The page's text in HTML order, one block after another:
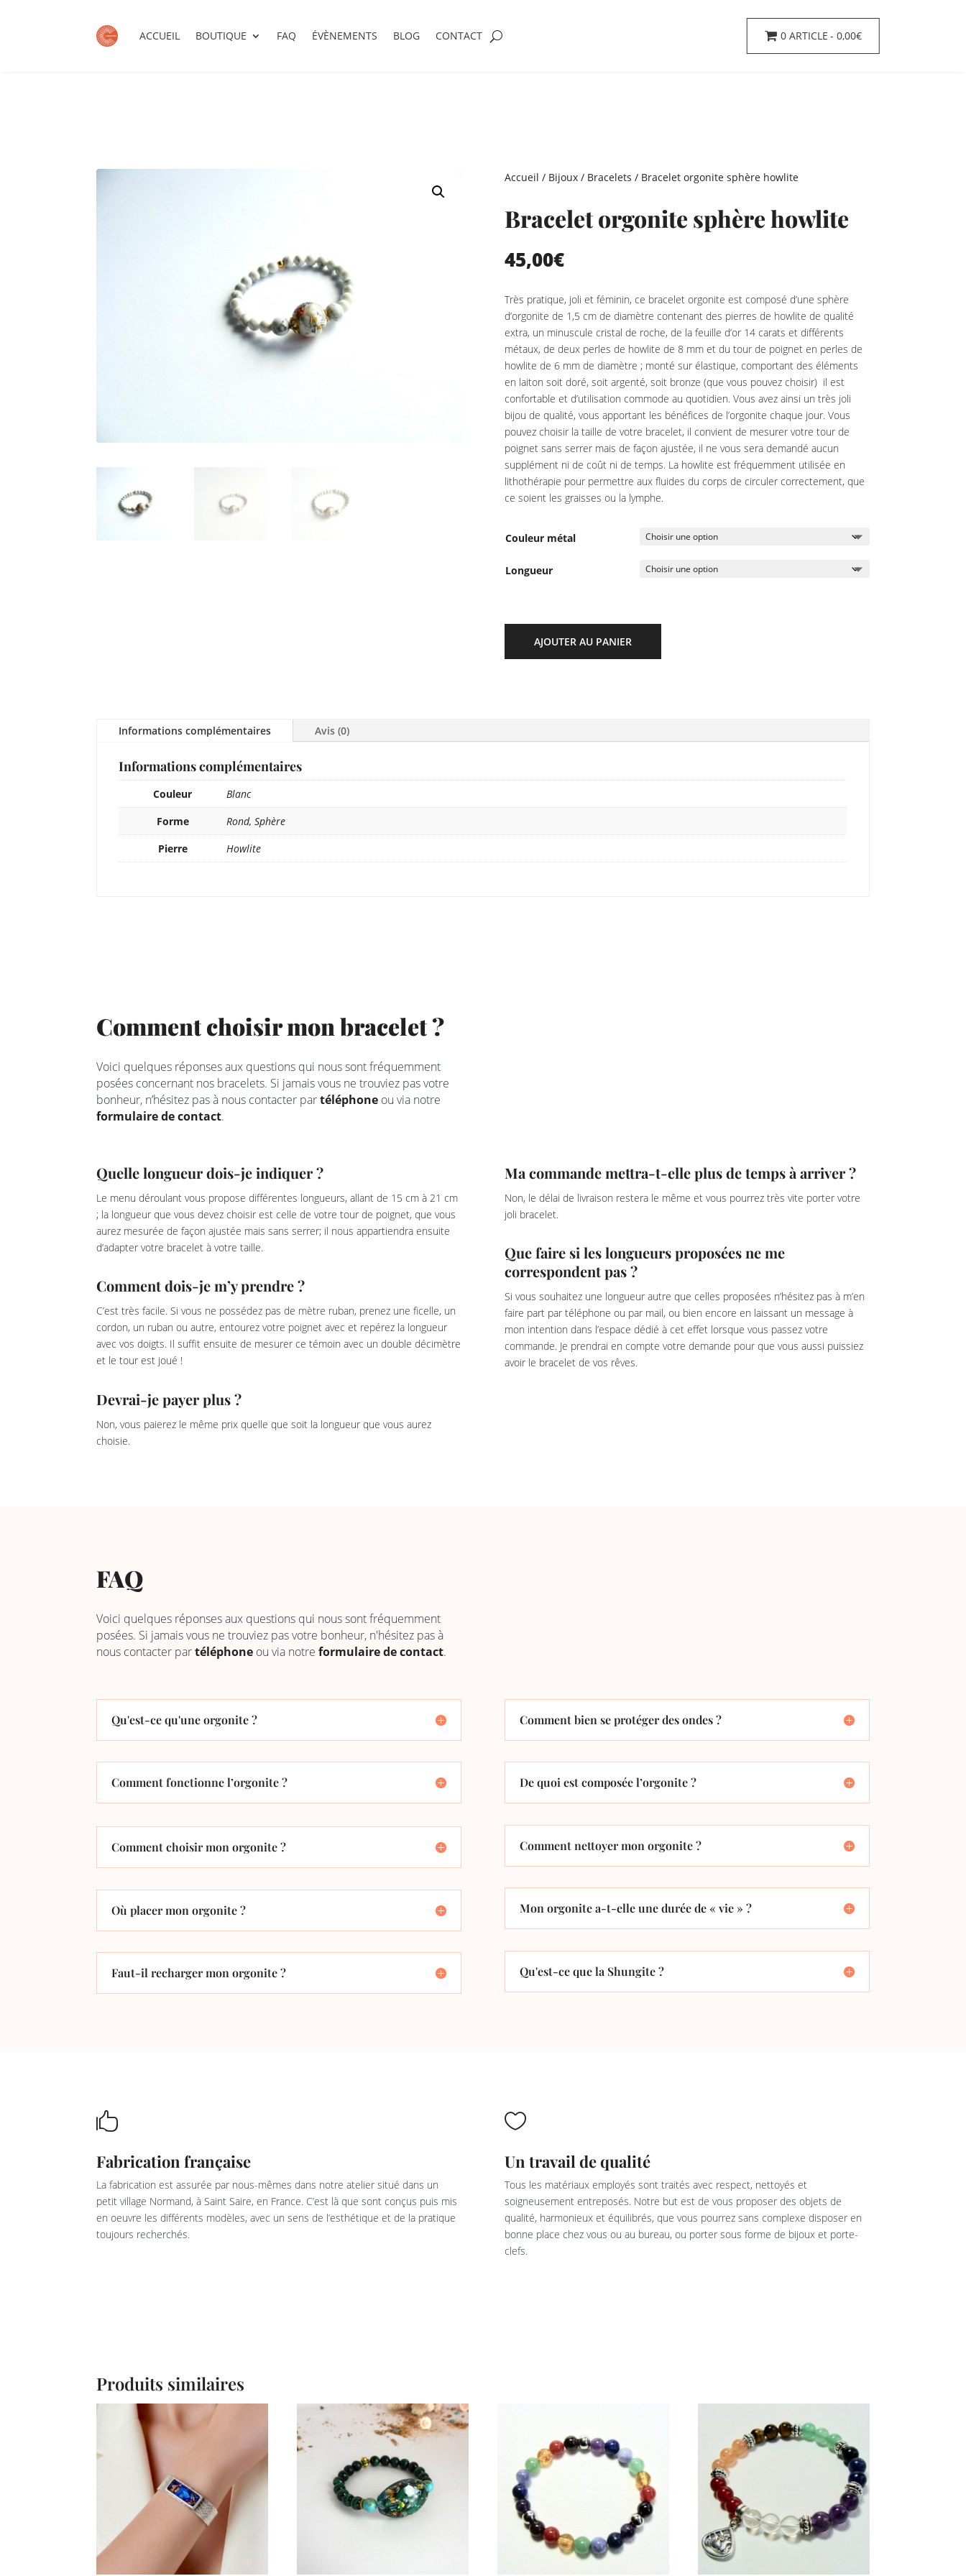
ACCUEIL BOUTIQUE FAQ ÉVÈNEMENTS BLOG CONTACT 0 ARTICLE 0,00€
Accueil / Bijoux/ Bracelets / Bracelet orgonite sphère howlite
Bracelet orgonite sphère howlite
45,00€
Très pratique, joli et féminin, ce bracelet orgonite est composé d’une sphère
d’orgonite de 1,5 cm de diamètre contenant des pierres de howlite de qualité
extra, un minuscule cristal de roche, de la feuille d’or 14 carats et différents
métaux, de deux perles de howlite de 8 mm et du tour de poignet en perles de
howlite de 6 mm de diamètre ; monté sur élastique, comportant des éléments
en laiton soit doré, soit argenté, soit bronze (que vous pouvez choisir) il est
confortable et d’utilisation commode au quotidien. Vous avez ainsi un très joli
bijou de qualité, vous apportant les bénéfices de l’orgonite chaque jour. Vous
pouvez choisir la taille de votre bracelet, il convient de mesurer votre tour de
poignet sans serrer mais de façon ajustée, il ne vous sera demandé aucun
supplément ni de coût ni de temps. La howlite est fréquemment utilisée en
lithothérapie pour permettre aux fluides du corps de circuler correctement, que
ce soient les graisses ou la lymphe.
Couleur métal
Longueur
AJOUTER AU PANIER
Informations complémentaires Avis (0)
Informations complémentaires
Couleur
Blanc
Forme
Rond, Sphère
Pierre
Howlite
Comment choisir mon bracelet ?
Voici quelques réponses aux questions qui nous sont fréquemment
posées concernant nos bracelets. Si jamais vous ne trouviez pas votre
bonheur, n’hésitez pas à nous contacter partéléphone ou via notre
formulaire de contact.
Quelle longueur dois-je indiquer ?
Le menu déroulant vous propose différentes longueurs, allant de 15 cm à 21 cm
; la longueur que vous devez choisir est celle de votre tour de poignet, que vous
aurez mesurée de façon ajustée mais sans serrer; il nous appartiendra ensuite
d’adapter votre bracelet à votre taille.
Comment dois-je m’y prendre ?
C’est très facile. Si vous ne possédez pas de mètre ruban, prenez une ficelle, un
cordon, un ruban ou autre, entourez votre poignet avec et repérez la longueur
avec vos doigts. Il suffit ensuite de mesurer ce témoin avec un double décimètre
et le tour est joué !
Devrai-je payer plus ?
Non, vous paierez le même prix quelle que soit la longueur que vous aurez
choisie.
Ma commande mettra-t-elle plus de temps à arriver ?
Non, le délai de livraison restera le même et vous pourrez très vite porter votre
joli bracelet.
Que faire si les longueurs proposées ne me
correspondent pas ?
Si vous souhaitez une longueur autre que celles proposées n’hésitez pas à m’en
faire part par téléphone ou par mail, ou bien encore en laissant un message à
mon intention dans l’espace dédié à cet effet lorsque vous passez votre
commande. Je prendrai en compte votre demande pour que vous aussi puissiez
avoir le bracelet de vos rêves.
FAQ
Voici quelques réponses aux questions qui nous sont fréquemment
posées. Si jamais vous ne trouviez pas votre bonheur, n'hésitez pas à
nous contacter partéléphone ou via notreformulaire de contact.
Qu'est-ce qu'une orgonite ?
Comment fonctionne l’orgonite ?
Comment choisir mon orgonite ?
Où placer mon orgonite ?
Faut-il recharger mon orgonite ?
Comment bien se protéger des ondes ?
De quoi est composée l’orgonite ?
Comment nettoyer mon orgonite ?
Mon orgonite a-t-elle une durée de « vie » ?
Qu'est-ce que la Shungite ?

Fabrication française
La fabrication est assurée par nous-mêmes dans notre atelier situé dans un
petit village Normand, à Saint Saire, en France. C’est là que sont conçus puis mis
en oeuvre les différents modèles, avec un sens de l’esthétique et de la pratique
toujours recherchés.

Un travail de qualité
Tous les matériaux employés sont traités avec respect, nettoyés et
soigneusement entreposés. Notre but est de vous proposer des objets de
qualité, harmonieux et équilibrés, que vous pourrez sans complexe disposer en
bonne place chez vous ou au bureau, ou porter sous forme de bijoux et porte-
clefs.
Produits similaires